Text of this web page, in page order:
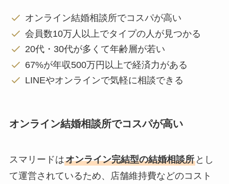
オンライン結婚相談所でコスパが高い
会員数10万人以上でタイプの人が見つかる
20代・30代が多くて年齢層が若い
67%が年収500万円以上で経済力がある
LINEやオンラインで気軽に相談できる
オンライン結婚相談所でコスパが高い
スマリードはオンライン完結型の結婚相談所とし
て運営されているため、店舗維持費などのコスト